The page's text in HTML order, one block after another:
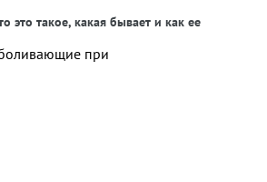
это такое, какая бывает и как ее